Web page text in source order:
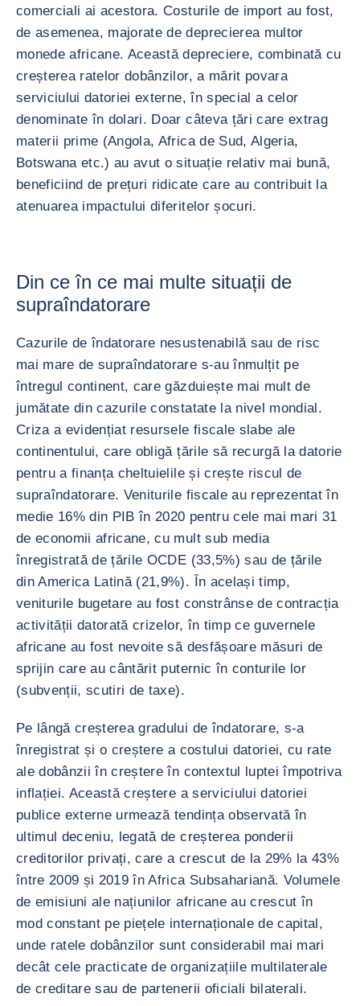
comerciali ai acestora. Costurile de import au fost,
de asemenea, majorate de deprecierea multor
monede africane. Această depreciere, combinată cu
creșterea ratelor dobânzilor, a mărit povara
serviciului datoriei externe, în special a celor
denominate în dolari. Doar câteva țări care extrag
materii prime (Angola, Africa de Sud, Algeria,
Botswana etc.) au avut o situație relativ mai bună,
beneficiind de prețuri ridicate care au contribuit la
atenuarea impactului diferitelor șocuri.
Din ce în ce mai multe situații de
supraîndatorare
Cazurile de îndatorare nesustenabilă sau de risc
mai mare de supraîndatorare s-au înmulțit pe
întregul continent, care găzduiește mai mult de
jumătate din cazurile constatate la nivel mondial.
Criza a evidențiat resursele fiscale slabe ale
continentului, care obligă țările să recurgă la datorie
pentru a finanța cheltuielile și crește riscul de
supraîndatorare. Veniturile fiscale au reprezentat în
medie 16% din PIB în 2020 pentru cele mai mari 31
de economii africane, cu mult sub media
înregistrată de țările OCDE (33,5%) sau de țările
din America Latină (21,9%). În același timp,
veniturile bugetare au fost constrânse de contracția
activității datorată crizelor, în timp ce guvernele
africane au fost nevoite să desfășoare măsuri de
sprijin care au cântărit puternic în conturile lor
(subvenții, scutiri de taxe).
Pe lângă creșterea gradului de îndatorare, s-a
înregistrat și o creștere a costului datoriei, cu rate
ale dobânzii în creștere în contextul luptei împotriva
inflației. Această creștere a serviciului datoriei
publice externe urmează tendința observată în
ultimul deceniu, legată de creșterea ponderii
creditorilor privați, care a crescut de la 29% la 43%
între 2009 și 2019 în Africa Subsahariană. Volumele
de emisiuni ale națiunilor africane au crescut în
mod constant pe piețele internaționale de capital,
unde ratele dobânzilor sunt considerabil mai mari
decât cele practicate de organizațiile multilaterale
de creditare sau de partenerii oficiali bilaterali.